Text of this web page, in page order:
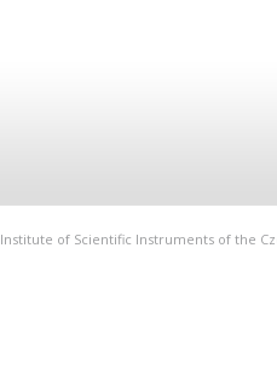
Institute of Scientific Instruments of the